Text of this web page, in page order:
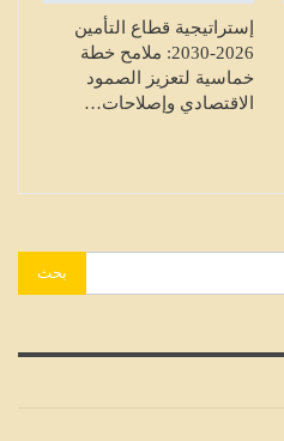
إستراتيجية قطاع التأمين
2026-2030: ملامح خطة
خماسية لتعزيز الصمود
الاقتصادي وإصلاحات…